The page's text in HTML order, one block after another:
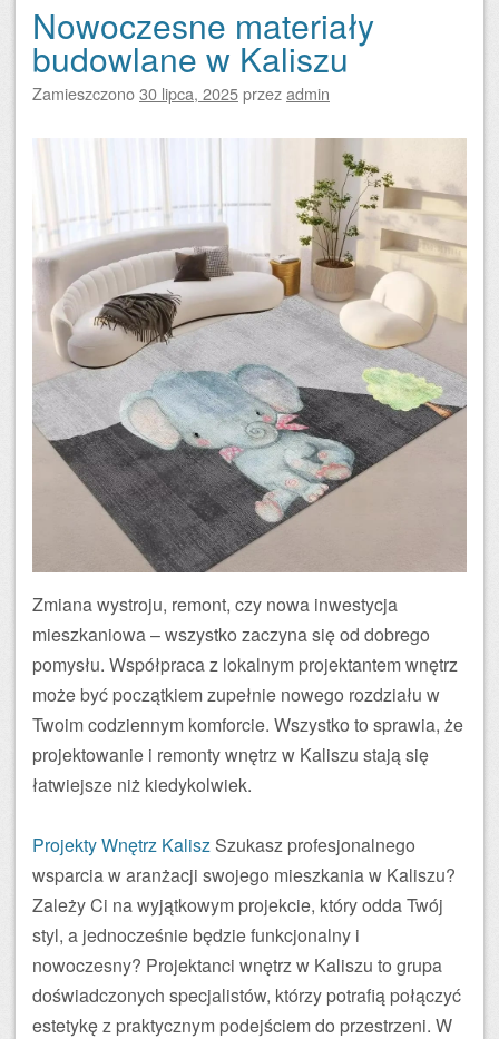
Nowoczesne materiały
budowlane w Kaliszu
Zamieszczono30 lipca, 2025przezadmin
Zmiana wystroju, remont, czy nowa inwestycja
mieszkaniowa – wszystko zaczyna się od dobrego
pomysłu. Współpraca z lokalnym projektantem wnętrz
może być początkiem zupełnie nowego rozdziału w
Twoim codziennym komforcie. Wszystko to sprawia, że
projektowanie i remonty wnętrz w Kaliszu stają się
łatwiejsze niż kiedykolwiek.
Projekty Wnętrz Kalisz Szukasz profesjonalnego
wsparcia w aranżacji swojego mieszkania w Kaliszu?
Zależy Ci na wyjątkowym projekcie, który odda Twój
styl, a jednocześnie będzie funkcjonalny i
nowoczesny? Projektanci wnętrz w Kaliszu to grupa
doświadczonych specjalistów, którzy potrafią połączyć
estetykę z praktycznym podejściem do przestrzeni. W